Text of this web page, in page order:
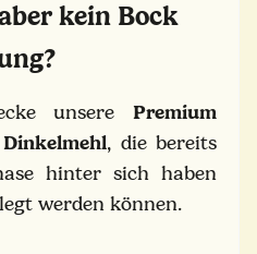
kein Bock
unsere Premium
, die bereits
hinter sich haben
werden können.